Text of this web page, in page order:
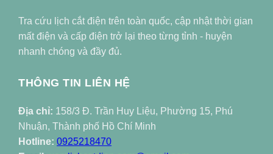
Tra cứu lịch cắt điện trên toàn quốc, cập nhật thời gian
mất điện và cấp điện trở lại theo từng tỉnh - huyện
nhanh chóng và đầy đủ.
THÔNG TIN LIÊN HỆ
Địa chỉ: 158/3 Đ. Trần Huy Liệu, Phường 15, Phú
Nhuận, Thành phố Hồ Chí Minh
Hotline: 0925218470